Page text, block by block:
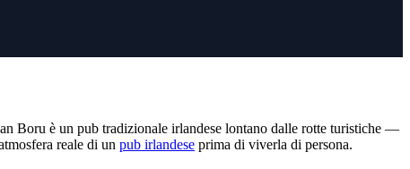
Boru è un pub tradizionale irlandese lontano dalle rotte turistiche —
reale di un pub irlandese prima di viverla di persona.